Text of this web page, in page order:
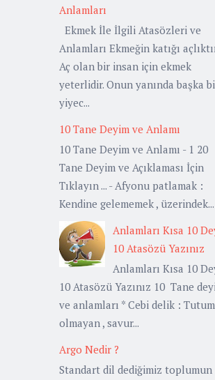
Anlamları
Ekmek İle İlgili Atasözleri ve
Anlamları Ekmeğin katığı
Aç olan bir insan için ekmek
yeterlidir. Onun yanında başka
yiyec...
10 Tane Deyim ve Anlamı
10 Tane Deyim ve Anlamı - 1 20
Tane Deyim ve Açıklaması İçin
Tıklayın ... - Afyonu patlamak :
Kendine gelememek , üzerindek...
Anlamları Kısa 10
10 Atasözü Yazınız
Anlamları Kısa 10
10 Atasözü Yazınız 10 Tane
ve anlamları * Cebi delik :
olmayan , savur...
Argo Nedir ?
Standart dil dediğimiz toplumun